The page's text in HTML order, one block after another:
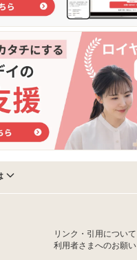
リンク・引用について
利用者さまへのお願い